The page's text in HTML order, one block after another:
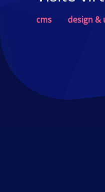
cms design &